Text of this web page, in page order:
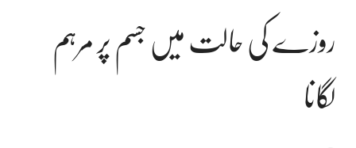
روزے کی حالت میں جسم پر مرہم
لگانا